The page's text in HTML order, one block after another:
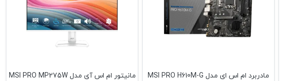
مادربرد ام اس ای مدل MSI PRO H610M-G
مانیتور ام اس آی مدل MSI PRO MP275W